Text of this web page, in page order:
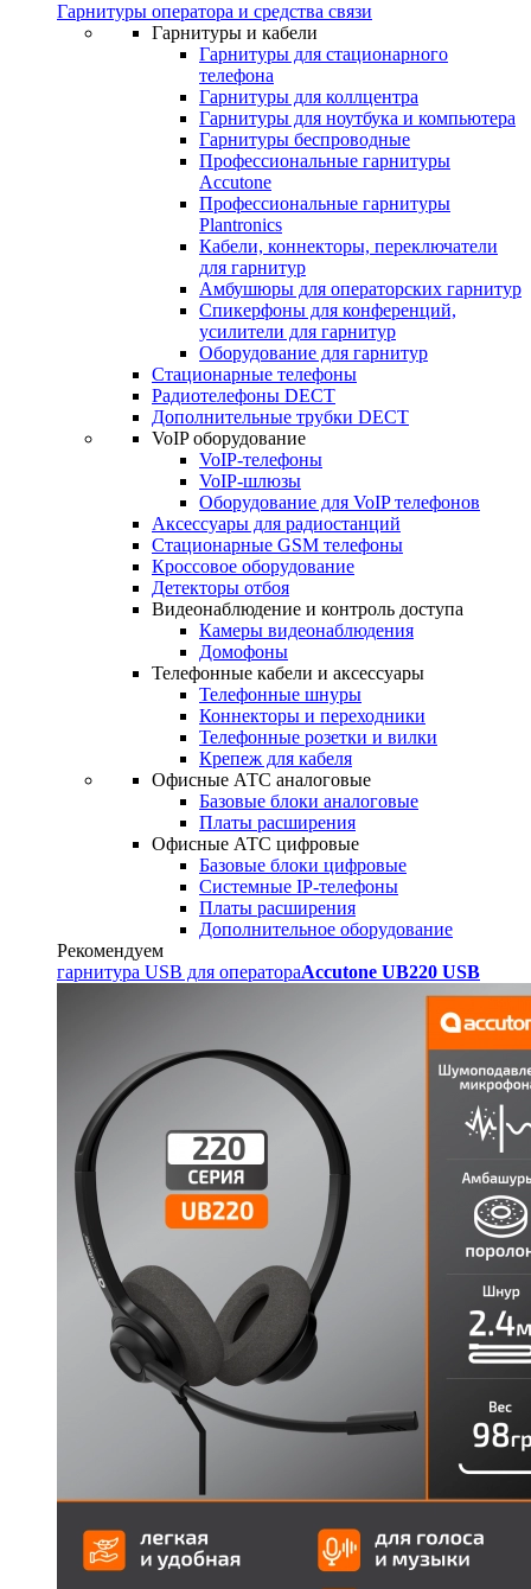
Гарнитуры оператора и средства связи
Гарнитуры и кабели
Гарнитуры для стационарного
телефона
Гарнитуры для коллцентра
Гарнитуры для ноутбука и компьютера
Гарнитуры беспроводные
Профессиональные гарнитуры
Accutone
Профессиональные гарнитуры
Plantronics
Кабели, коннекторы, переключатели
для гарнитур
Амбушюры для операторских гарнитур
Cпикерфоны для конференций,
усилители для гарнитур
Оборудование для гарнитур
Стационарные телефоны
Радиотелефоны DECT
Дополнительные трубки DECT
VoIP оборудование
VoIP-телефоны
VoIP-шлюзы
Оборудование для VoIP телефонов
Аксессуары для радиостанций
Стационарные GSM телефоны
Кроссовое оборудование
Детекторы отбоя
Видеонаблюдение и контроль доступа
Камеры видеонаблюдения
Домофоны
Телефонные кабели и аксессуары
Телефонные шнуры
Коннекторы и переходники
Телефонные розетки и вилки
Крепеж для кабеля
Офисные АТС аналоговые
Базовые блоки аналоговые
Платы расширения
Офисные АТС цифровые
Базовые блоки цифровые
Системные IP-телефоны
Платы расширения
Дополнительное оборудование
Рекомендуем
гарнитура USB для оператораAccutone UB220 USB